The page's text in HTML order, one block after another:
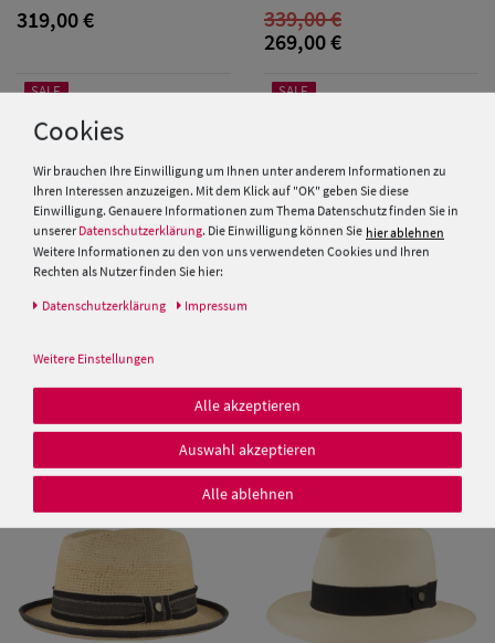
319,00 €
339,00 €
269,00 €
SALE
Montecristi Panamahut mit
Lederband Ledereinfass UV-
Schutz 50+ von Hut-Breiter
399,00 €
SALE
gewebtem Stoffband
179,00 €
149,50 €
Cookies
Wir brauchen Ihre Einwilligung um Ihnen unter anderem Informationen zu
Ihren Interessen anzuzeigen. Mit dem Klick auf "OK" geben Sie diese
Einwilligung. Genauere Informationen zum Thema Datenschutz finden Sie in
unserer Datenschutzerklärung. Die Einwilligung können Sie hier ablehnen
Weitere Informationen zu den von uns verwendeten Cookies und Ihren
Rechten als Nutzer finden Sie hier:
Daten­schutz­erklärung Impressum
Weitere Einstellungen
Alle akzeptieren
Auswahl akzeptieren
Alle ablehnen